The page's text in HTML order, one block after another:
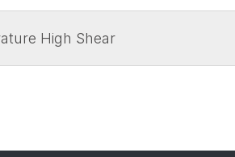
High Shear